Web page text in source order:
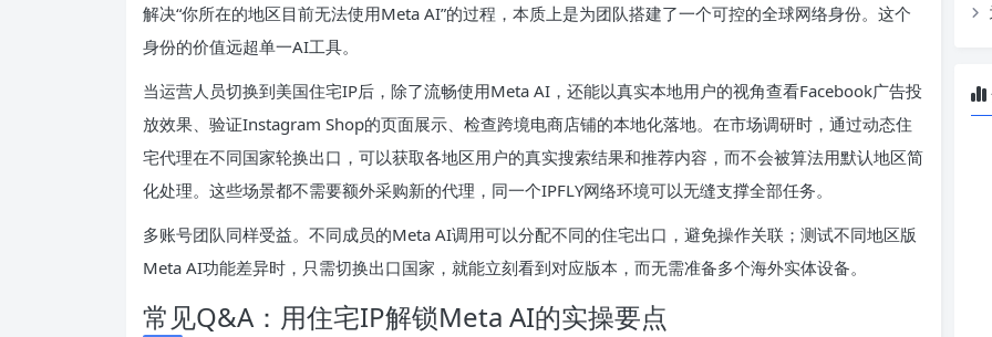
解决“你所在的地区目前无法使用Meta AI”的过程，本质上是为团队搭建了一个可控的全球网络身份。这个
身份的价值远超单一AI工具。
当运营人员切换到美国住宅IP后，除了流畅使用Meta AI，还能以真实本地用户的视角查看Facebook广告投
放效果、验证Instagram Shop的页面展示、检查跨境电商店铺的本地化落地。在市场调研时，通过动态住
宅代理在不同国家轮换出口，可以获取各地区用户的真实搜索结果和推荐内容，而不会被算法用默认地区简
化处理。这些场景都不需要额外采购新的代理，同一个IPFLY网络环境可以无缝支撑全部任务。
多账号团队同样受益。不同成员的Meta AI调用可以分配不同的住宅出口，避免操作关联；测试不同地区版
Meta AI功能差异时，只需切换出口国家，就能立刻看到对应版本，而无需准备多个海外实体设备。
常见Q&A：用住宅IP解锁Meta AI的实操要点